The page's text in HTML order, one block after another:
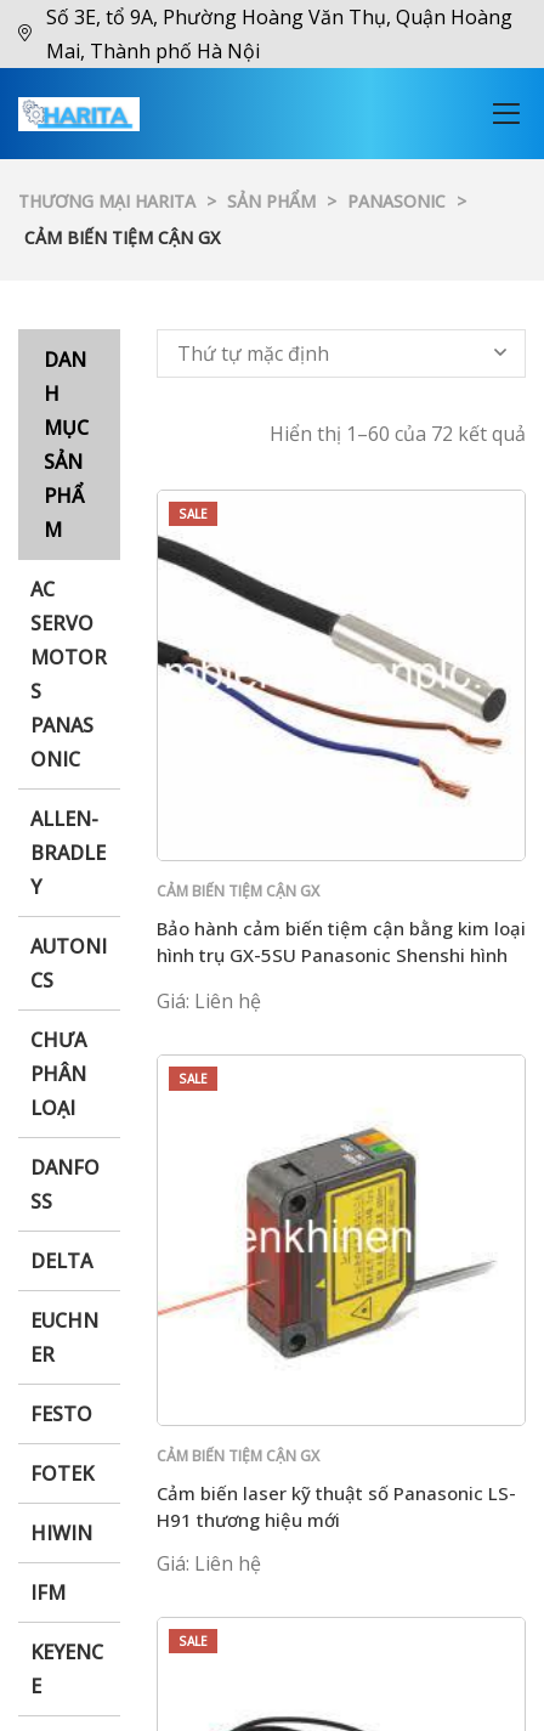
Số 3E, tổ 9A, Phường Hoàng Văn Thụ, Quận Hoàng
Mai, Thành phố Hà Nội
THƯƠNG MẠI HARITA > SẢN PHẨM > PANASONIC >
CẢM BIẾN TIỆM CẬN GX
DAN
H
MỤC
SẢN
PHẨ
M
AC
SERVO
MOTOR
S
PANAS
ONIC
ALLEN-
BRADLE
Y
AUTONI
CS
CHƯA
PHÂN
LOẠI
DANFO
SS
DELTA
EUCHN
ER
FESTO
FOTEK
HIWIN
IFM
KEYENC
E
Hiển thị 1–60 của 72 kết quả
Thứ tự mặc định
SALE
CẢM BIẾN TIỆM CẬN GX
Bảo hành cảm biến tiệm cận bằng kim loại
hình trụ GX-5SU Panasonic Shenshi hình
Giá: Liên hệ
SALE
CẢM BIẾN TIỆM CẬN GX
Cảm biến laser kỹ thuật số Panasonic LS-
H91 thương hiệu mới
Giá: Liên hệ
SALE
XNK